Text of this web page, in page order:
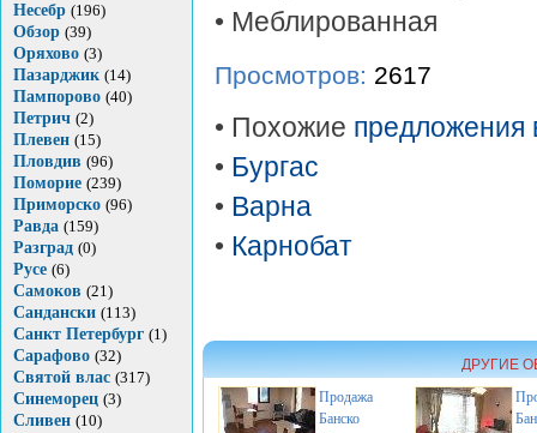
Несебр (196)
Обзор (39)
Оряхово (3)
Пазарджик (14)
Пампорово (40)
Петрич (2)
Плевен (15)
Пловдив (96)
Поморие (239)
Приморско (96)
Равда (159)
Разград (0)
Русе (6)
Самоков (21)
Сандански (113)
Санкт Петербург (1)
Сарафово (32)
Святой влас (317)
Синеморец (3)
Сливен (10)
• Меблированная
Просмотров: 2617
• Похожие предложения
• Бургас
• Варна
• Карнобат
ДРУГИЕ
Продажа
Банско